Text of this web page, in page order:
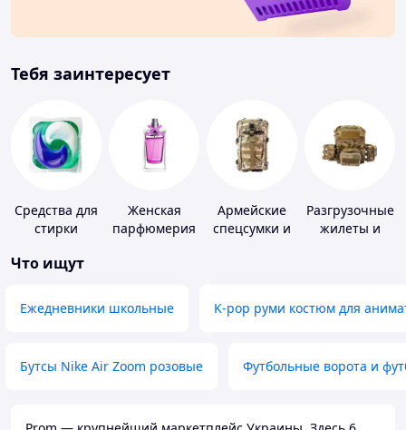
Тебя заинтересует
Средства для
стирки
Женская
парфюмерия
Армейские
спецсумки и
Разгрузочные
жилеты и
Что ищут
Ежедневники школьные K-pop руми костюм для
Бутсы Nike Air Zoom розовые Футбольные ворота и